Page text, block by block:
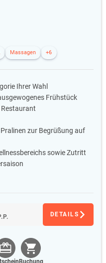
Massagen +6
Ihrer Wahl
Frühstück
Restaurant
zur Begrüßung auf
sowie Zutritt
DETAILS
Buchung